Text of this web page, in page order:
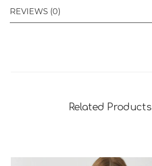
REVIEWS (0)
Related Products